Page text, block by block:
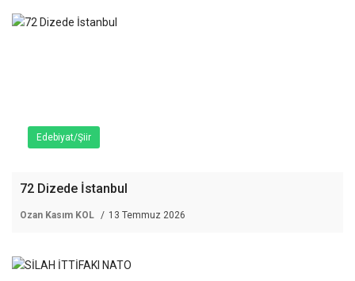
Edebiyat/Şiir
72 Dizede İstanbul
Ozan Kasım KOL 13 Temmuz 2026